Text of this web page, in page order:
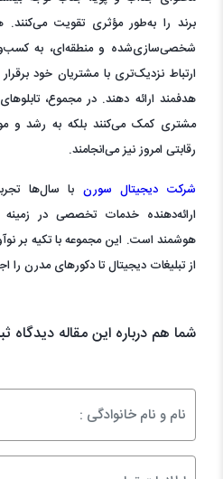
برند را به‌طور مؤثری تقویت می‌کنند.
شخصی‌سازی‌شده و منطقه‌ای، به
ارتباط نزدیک‌تری با مشتریان خود
هدفمند ارائه دهند. در مجموع،
مشتری کمک می‌کنند بلکه به رشد و
رقابتی امروز نیز می‌انجامند.
شرکت دیجیتال سورن با سال‌ها
هوشمند است. این مجموعه با تکیه بر
از تبلیغات دیجیتال تا دکورهای مدرن را
شما هم درباره این مقاله دیدگاه